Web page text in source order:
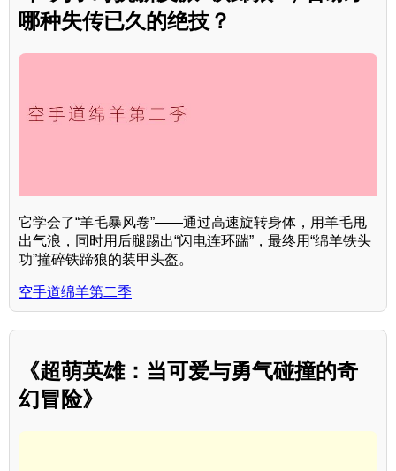
哪种失传已久的绝技？
它学会了“羊毛暴风卷”——通过高速旋转身体，用羊毛甩
出气浪，同时用后腿踢出“闪电连环踹”，最终用“绵羊铁头
功”撞碎铁蹄狼的装甲头盔。
空手道绵羊第二季
《超萌英雄：当可爱与勇气碰撞的奇
幻冒险》